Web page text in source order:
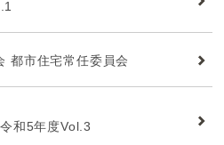
都市住宅常任委員会
和5年度Vol.3